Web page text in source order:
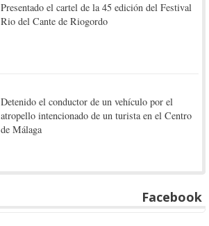
Presentado el cartel de la 45 edición del Festival
Rio del Cante de Riogordo
Detenido el conductor de un vehículo por el
atropello intencionado de un turista en el Centro
de Málaga
Facebook